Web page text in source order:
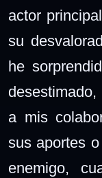
actor
su
he
a mis
sus aportes
enemigo,